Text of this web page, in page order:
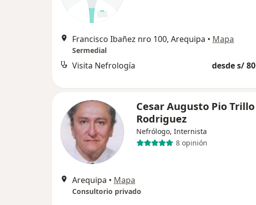
Francisco Ibañez nro 100, Arequipa • Mapa
Sermedial
Visita Nefrología desde s/ 80
Cesar Augusto Pio Trillo
Rodriguez
Nefrólogo, Internista
8 opinión
Arequipa • Mapa
Consultorio privado